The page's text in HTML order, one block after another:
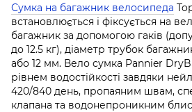
Сумка на багажник велосипеда
встановлюється і фіксується на
багажник за допомогою гаків
до 12.5 кг), діаметр трубок
або 12 мм. Вело сумка Pannier
рівнем водостійкості завдяки
420/840 день, пропаяним швам,
клапана та водонепроникним